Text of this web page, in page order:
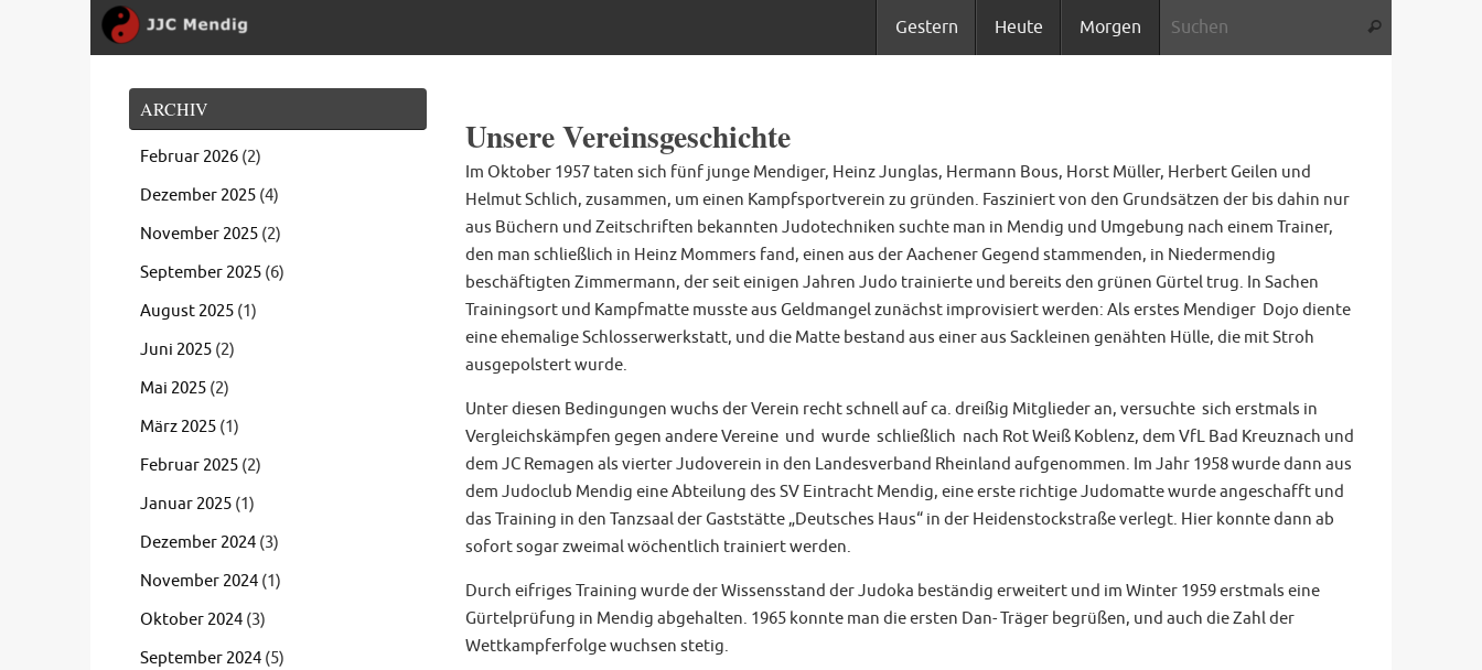
ZUM
INHALT
SPRINGEN
Gestern Heute Morgen Suchen
Unsere Vereinsgeschichte
Im Oktober 1957 taten sich fünf junge Mendiger, Heinz Junglas, Hermann Bous, Horst Müller, Herbert Geilen und
Helmut Schlich, zusammen, um einen Kampfsportverein zu gründen. Fasziniert von den Grundsätzen der bis dahin nur
aus Büchern und Zeitschriften bekannten Judotechniken suchte man in Mendig und Umgebung nach einem Trainer,
den man schließlich in Heinz Mommers fand, einen aus der Aachener Gegend stammenden, in Niedermendig
beschäftigten Zimmermann, der seit einigen Jahren Judo trainierte und bereits den grünen Gürtel trug. In Sachen
Trainingsort und Kampfmatte musste aus Geldmangel zunächst improvisiert werden: Als erstes Mendiger Dojo diente
eine ehemalige Schlosserwerkstatt, und die Matte bestand aus einer aus Sackleinen genähten Hülle, die mit Stroh
ausgepolstert wurde.
Unter diesen Bedingungen wuchs der Verein recht schnell auf ca. dreißig Mitglieder an, versuchte sich erstmals in
Vergleichskämpfen gegen andere Vereine und wurde schließlich nach Rot Weiß Koblenz, dem VfL Bad Kreuznach und
dem JC Remagen als vierter Judoverein in den Landesverband Rheinland aufgenommen. Im Jahr 1958 wurde dann aus
dem Judoclub Mendig eine Abteilung des SV Eintracht Mendig, eine erste richtige Judomatte wurde angeschafft und
das Training in den Tanzsaal der Gaststätte „Deutsches Haus“ in der Heidenstockstraße verlegt. Hier konnte dann ab
sofort sogar zweimal wöchentlich trainiert werden.
Durch eifriges Training wurde der Wissensstand der Judoka beständig erweitert und im Winter 1959 erstmals eine
Gürtelprüfung in Mendig abgehalten. 1965 konnte man die ersten Dan- Träger begrüßen, und auch die Zahl der
Wettkampferfolge wuchsen stetig.
ARCHIV
Februar 2026 (2)
Dezember 2025 (4)
November 2025 (2)
September 2025 (6)
August 2025 (1)
Juni 2025 (2)
Mai 2025 (2)
März 2025 (1)
Februar 2025 (2)
Januar 2025 (1)
Dezember 2024 (3)
November 2024 (1)
Oktober 2024 (3)
September 2024 (5)